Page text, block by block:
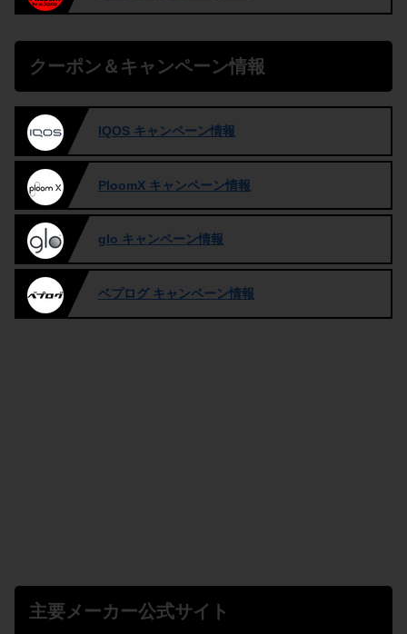
クーポン＆キャンペーン情報
IQOS キャンペーン情報
PloomX キャンペーン情報
glo キャンペーン情報
ベプログ キャンペーン情報
主要メーカー公式サイト